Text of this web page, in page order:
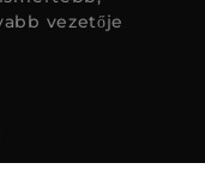
vezetője